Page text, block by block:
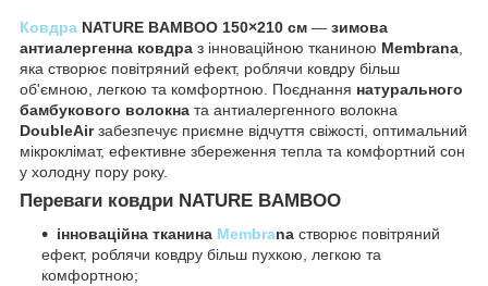
Ковдра NATURE BAMBOO 150×210 см — зимова
антиалергенна ковдра з інноваційною тканиною Membrana
яка створює повітряний ефект, роблячи ковдру більш
об'ємною, легкою та комфортною. Поєднання натурального
бамбукового волокна та антиалергенного волокна
DoubleAirзабезпечує приємне відчуття свіжості, оптимальний
мікроклімат, ефективне збереження тепла та комфортний сон
у холодну пору року.
Переваги ковдри NATURE BAMBOO
інноваційна тканина Membrana створює повітряний
ефект, роблячи ковдру більш пухкою, легкою та
комфортною;